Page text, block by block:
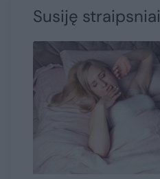
Susiję straipsniai